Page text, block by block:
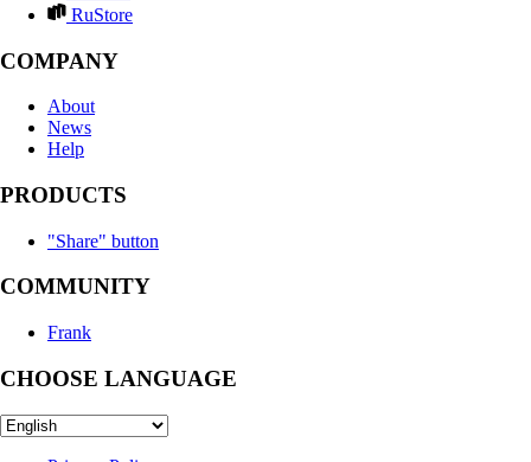
RuStore
COMPANY
About
News
Help
PRODUCTS
"Share" button
COMMUNITY
Frank
CHOOSE LANGUAGE